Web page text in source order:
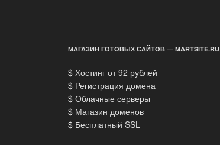
МАГАЗИН ГОТОВЫХ САЙТОВ — MARTSITE.RU
$ Хостинг от 92 рублей
$ Регистрация домена
$ Облачные серверы
$ Магазин доменов
$ Бесплатный SSL